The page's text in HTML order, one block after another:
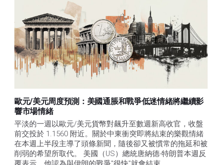
歐元/美元周度預測：美國通脹和戰爭低迷情緒將繼續影
響市場情緒
平淡的一週以歐元/美元貨幣對飆升至數週新高收官，收盤
前交投於 1.1560 附近。關於中東衝突即將結束的樂觀情緒
在本週上半段主導了頭條新聞，隨後卻又被慣常的拖延和被
削弱的希望所取代。 美國（US）總統唐納德-特朗普本週反